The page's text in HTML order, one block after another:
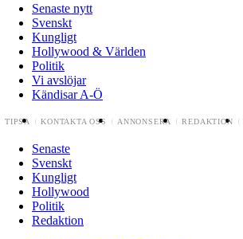
Senaste nytt
Svenskt
Kungligt
Hollywood & Världen
Politik
Vi avslöjar
Kändisar A-Ö
TIPSA KONTAKTA OSS ANNONSERA REDAKTION
Senaste
Svenskt
Kungligt
Hollywood
Politik
Redaktion